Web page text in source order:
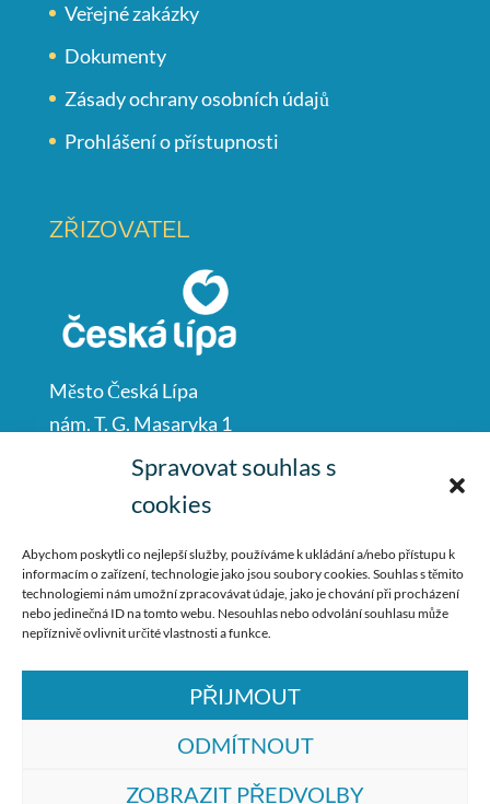
Spravovat souhlas s
cookies
Abychom poskytli co nejlepší služby, používáme k ukládání a/nebo přístupu k
informacím o zařízení, technologie jako jsou soubory cookies. Souhlas s těmito
technologiemi nám umožní zpracovávat údaje, jako je chování při procházení
nebo jedinečná ID na tomto webu. Nesouhlas nebo odvolání souhlasu může
nepříznivě ovlivnit určité vlastnosti a funkce.
PŘIJMOUT
ODMÍTNOUT
ZOBRAZIT PŘEDVOLBY
Veřejné zakázky
Dokumenty
Zásady ochrany osobních údajů
Prohlášení o přístupnosti
ZŘIZOVATEL
Město Česká Lípa
nám. T. G. Masaryka 1
Česká Lípa
487 881 111
podatelna@mucl.cz